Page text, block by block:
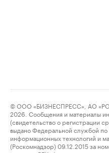
© ООО «БИЗНЕСПРЕСС», АО
2026. Сообщения и материалы
(свидетельство о регистрации
выдано Федеральной службой по
информационных технологий и
(Роскомнадзор) 09.12.2015 за